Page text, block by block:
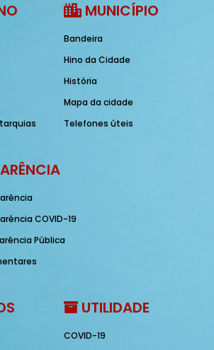
MUNICÍPIO
Bandeira
Hino da Cidade
História
Mapa da cidade
Telefones úteis
COVID-19
Pública
UTILIDADE
COVID-19